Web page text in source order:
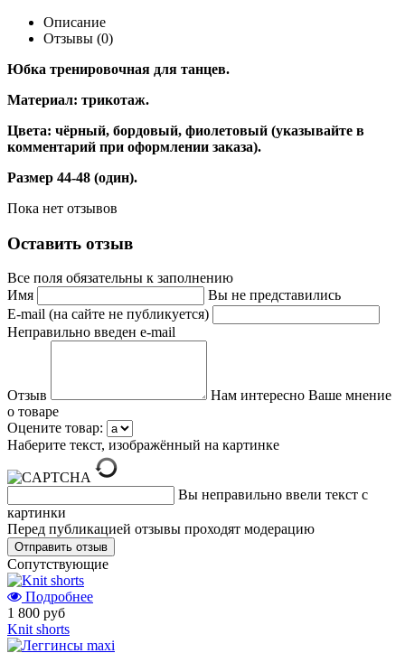
Описание
Отзывы (0)
Юбка тренировочная для танцев.
Материал: трикотаж.
Цвета: чёрный, бордовый, фиолетовый (указывайте в
комментарий при оформлении заказа).
Размер 44-48 (один).
Пока нет отзывов
Оставить отзыв
Все поля обязательны к заполнению
Имя
Вы не представились
E-mail (на сайте не публикуется)
Неправильно введен e-mail
Отзыв
Нам интересно Ваше мнение
о товаре
Оцените товар:
Наберите текст, изображённый на картинке
Вы неправильно ввели текст с
картинки
Перед публикацией отзывы проходят модерацию
Cопутствующие
Подробнее
1 800 руб
Knit shorts